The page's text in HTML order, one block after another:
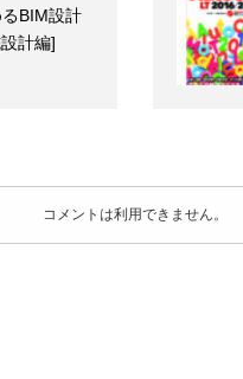
BIM設計
計編]
コメントは利用できません。